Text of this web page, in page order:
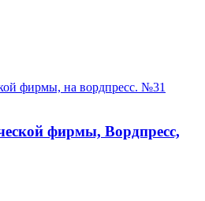
фирмы, Вордпресс,